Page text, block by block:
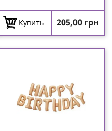
Купить Цена
205,00 грн